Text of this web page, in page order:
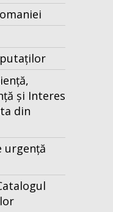
și Interes
din
urgență